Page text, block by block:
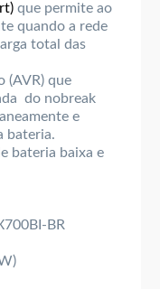
que permite ao
quando a rede
total das
(AVR) que
do nobreak
e
bateria.
bateria baixa e
BR